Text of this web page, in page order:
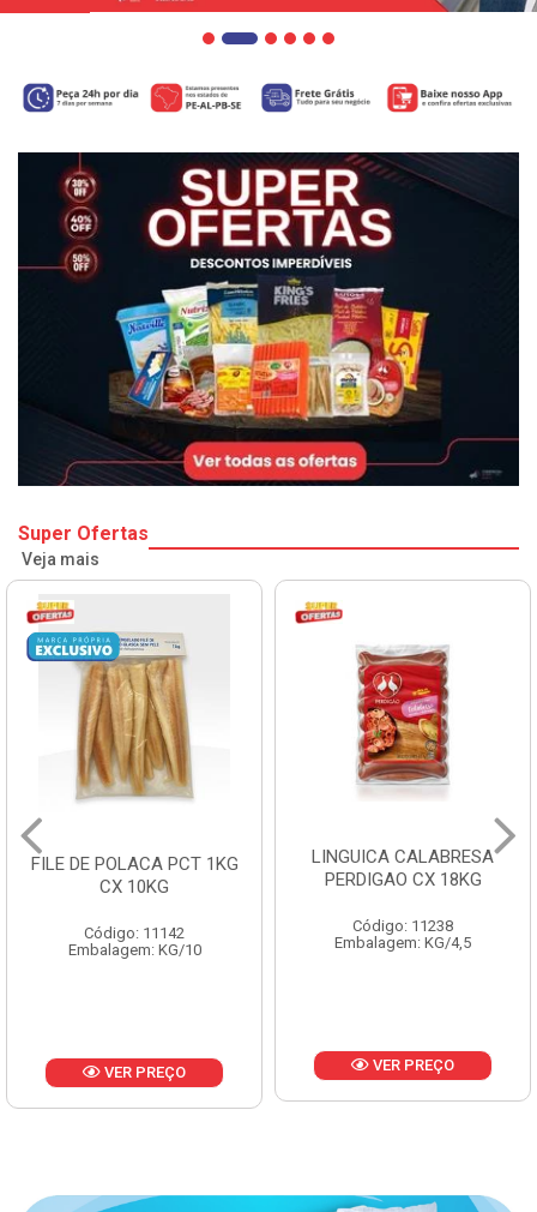
Super Ofertas
Veja mais
FILE DE POLACA PCT 1KG
CX 10KG
Código: 11142
Embalagem: KG/10
VER PREÇO
LINGUICA CALABRESA
PERDIGAO CX 18KG
Código: 11238
Embalagem: KG/4,5
VER PREÇO